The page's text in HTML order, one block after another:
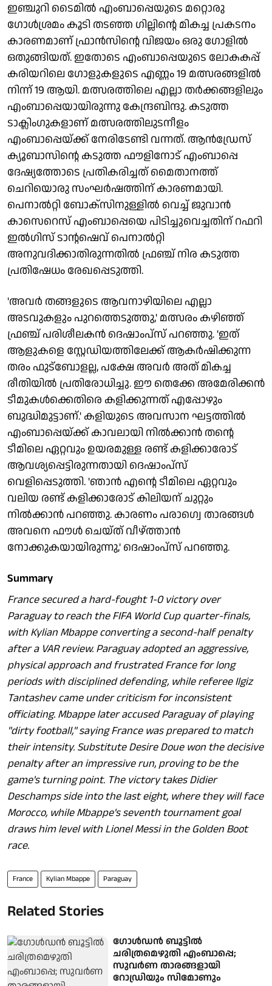
ഇഞ്ചുറി ടൈമില്‍ എംബാപ്പെയുടെ മറ്റൊരു
ഗോള്‍ശ്രമം കൂടി തടഞ്ഞ ഗില്ലിന്റെ മികച്ച പ്രകടനം
കാരണമാണ് ഫ്രാന്‍സിന്റെ വിജയം ഒരു ഗോളില്‍
ഒതുങ്ങിയത്. ഇതോടെ എംബാപ്പെയുടെ ലോകകപ്പ്
കരിയറിലെ ഗോളുകളുടെ എണ്ണം 19 മത്സരങ്ങളില്‍
നിന്ന് 19 ആയി. മത്സരത്തിലെ എല്ലാ തര്‍ക്കങ്ങളിലും
എംബാപ്പെയായിരുന്നു കേന്ദ്രബിന്ദു. കടുത്ത
ടാക്ലിംഗുകളാണ് മത്സരത്തിലുടനീളം
എംബാപ്പെയ്ക്ക് നേരിടേണ്ടി വന്നത്. ആന്‍ഡ്രേസ്
ക്യൂബാസിന്റെ കടുത്ത ഫൗളിനോട് എംബാപ്പെ
ദേഷ്യത്തോടെ പ്രതികരിച്ചത് മൈതാനത്ത്
ചെറിയൊരു സംഘര്‍ഷത്തിന് കാരണമായി.
പെനാല്‍റ്റി ബോക്‌സിനുള്ളില്‍ വെച്ച് ജുവാന്‍
കാസെറെസ് എംബാപ്പെയെ പിടിച്ചുവെച്ചതിന് റഫറി
ഇല്‍ഗിസ് ടാന്റഷെവ് പെനാല്‍റ്റി
അനുവദിക്കാതിരുന്നതില്‍ ഫ്രഞ്ച് നിര കടുത്ത
പ്രതിഷേധം രേഖപ്പെടുത്തി.
'അവര്‍ തങ്ങളുടെ ആവനാഴിയിലെ എല്ലാ
അടവുകളും പുറത്തെടുത്തു,' മത്സരം കഴിഞ്ഞ്
ഫ്രഞ്ച് പരിശീലകന്‍ ദെഷാംപ്‌സ് പറഞ്ഞു. 'ഇത്
ആളുകളെ സ്റ്റേഡിയത്തിലേക്ക് ആകര്‍ഷിക്കുന്ന
തരം ഫുട്‌ബോളല്ല, പക്ഷേ അവര്‍ അത് മികച്ച
രീതിയില്‍ പ്രതിരോധിച്ചു. ഈ തെക്കേ അമേരിക്കന്‍
ടീമുകള്‍ക്കെതിരെ കളിക്കുന്നത് എപ്പോഴും
ബുദ്ധിമുട്ടാണ്.' കളിയുടെ അവസാന ഘട്ടത്തില്‍
എംബാപ്പെയ്ക്ക് കാവലായി നില്‍ക്കാന്‍ തന്റെ
ടീമിലെ ഏറ്റവും ഉയരമുള്ള രണ്ട് കളിക്കാരോട്
ആവശ്യപ്പെട്ടിരുന്നതായി ദെഷാംപ്‌സ്
വെളിപ്പെടുത്തി. 'ഞാന്‍ എന്റെ ടീമിലെ ഏറ്റവും
വലിയ രണ്ട് കളിക്കാരോട് കിലിയന് ചുറ്റും
നില്‍ക്കാന്‍ പറഞ്ഞു. കാരണം പരാഗ്വെ താരങ്ങള്‍
അവനെ ഫൗള്‍ ചെയ്ത് വീഴ്ത്താന്‍
നോക്കുകയായിരുന്നു,' ദെഷാംപ്‌സ് പറഞ്ഞു.
Summary
France secured a hard-fought 1-0 victory over
Paraguay to reach the FIFA World Cup quarter-finals,
with Kylian Mbappe converting a second-half penalty
after a VAR review. Paraguay adopted an aggressive,
physical approach and frustrated France for long
periods with disciplined defending, while referee Ilgiz
Tantashev came under criticism for inconsistent
officiating. Mbappe later accused Paraguay of playing
"dirty football," saying France was prepared to match
their intensity. Substitute Desire Doue won the decisive
penalty after an impressive run, proving to be the
game's turning point. The victory takes Didier
Deschamps side into the last eight, where they will face
Morocco, while Mbappe's seventh tournament goal
draws him level with Lionel Messi in the Golden Boot
race.
France Kylian Mbappe Paraguay
Related Stories
ഗോള്‍ഡന്‍ ബൂട്ടില്‍
ചരിത്രമെഴുതി എംബാപ്പെ;
സുവര്‍ണ താരങ്ങളായി
റോഡ്രിയും സിമോണും